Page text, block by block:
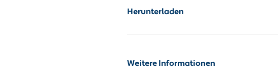
Herunterladen
Konformitaetserklaerung
Weitere Informationen